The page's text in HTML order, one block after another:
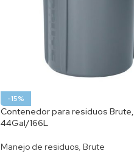
-15%
Contenedor para residuos Brute,
44Gal/166L
Manejo de residuos, Brute